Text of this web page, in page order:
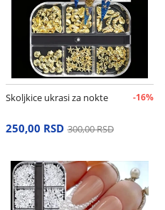
Skoljkice ukrasi za nokte -16%
250,00 RSD 300,00 RSD